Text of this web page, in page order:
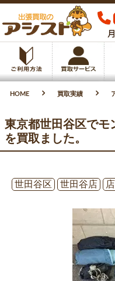
HOME 買取実績
東京都世田谷区でモ
を買取ました。
世田谷区
世田谷店